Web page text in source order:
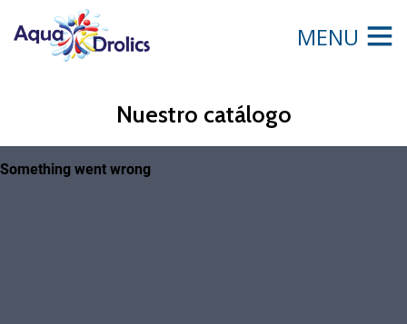
MENU
Nuestro catálogo